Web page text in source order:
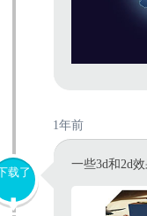
1年前
载了
一些3d和2d